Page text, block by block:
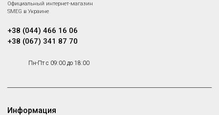
Официальный интернет-магазин
SMEG в Украине
+38 (044) 466 16 06
+38 (067) 341 87 70
Пн-Пт с 09:00 до 18:00
Информация